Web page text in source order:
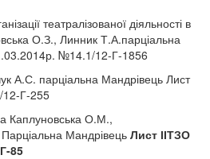
театралізованої діяльності в
О.З., Линник Т.А.парціальна
№14.1/12-Г-1856
А.С. парціальна Мандрівець Лист
Г-255
Каплуновська О.М.,
МандрівецьЛист ІІТЗО
85